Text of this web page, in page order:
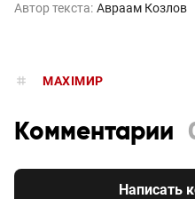
Автор текста: Авраам Козлов
MAXIMИР
Комментарии
Написать